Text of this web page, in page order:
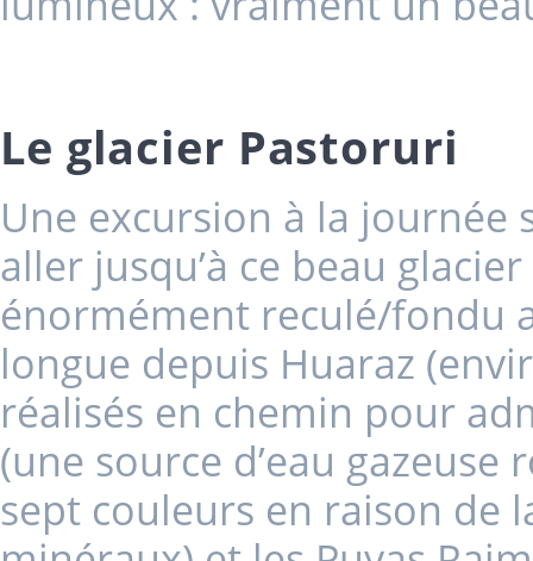
Le glacier Pastoruri
Une excursion à la journée
aller jusqu’à ce beau
énormément reculé/fondu
longue depuis Huaraz
réalisés en chemin pour
(une source d’eau
sept couleurs en raison de